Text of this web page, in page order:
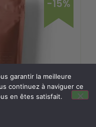
-15%
garantir la meilleure
continuez à naviguer ce
en êtes satisfait.